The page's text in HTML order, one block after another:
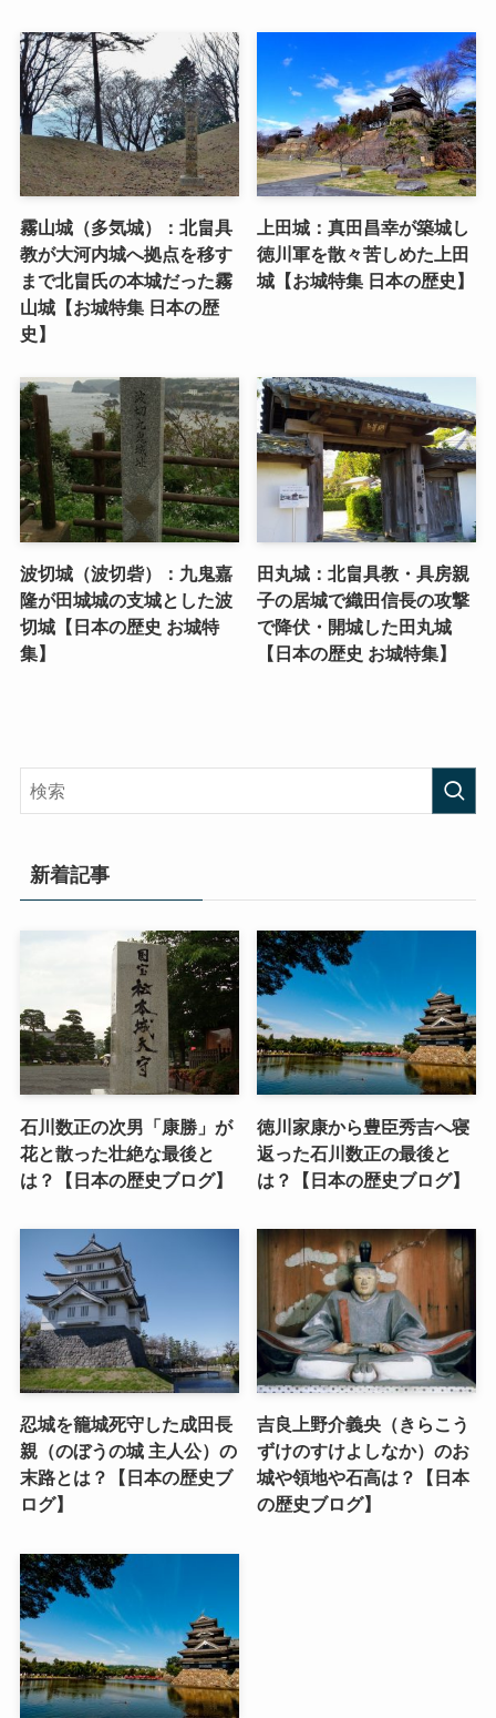
霧山城（多気城）：北畠具
教が大河内城へ拠点を移す
まで北畠氏の本城だった霧
山城【お城特集 日本の歴
史】
上田城：真田昌幸が築城し
徳川軍を散々苦しめた上田
城【お城特集 日本の歴史】
波切城（波切砦）：九鬼嘉
隆が田城城の支城とした波
切城【日本の歴史 お城特
集】
田丸城：北畠具教・具房親
子の居城で織田信長の攻撃
で降伏・開城した田丸城
【日本の歴史 お城特集】
新着記事
石川数正の次男「康勝」が
花と散った壮絶な最後と
は？【日本の歴史ブログ】
徳川家康から豊臣秀吉へ寝
返った石川数正の最後と
は？【日本の歴史ブログ】
忍城を籠城死守した成田長
親（のぼうの城 主人公）の
末路とは？【日本の歴史ブ
ログ】
吉良上野介義央（きらこう
ずけのすけよしなか）のお
城や領地や石高は？【日本
の歴史ブログ】